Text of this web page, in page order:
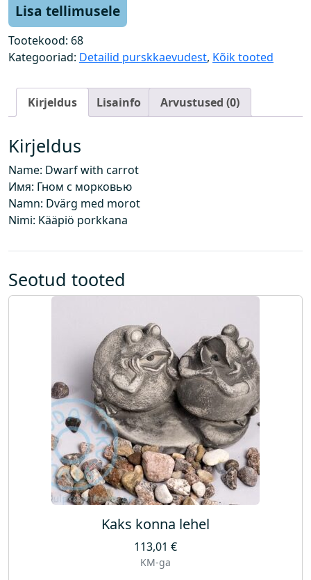
p
i
k
r
g
a
n
d
i
g
k
o
g
Lisa tellimusele
Tootekood: 68
Kategooriad: Detailid purskkaevudest, Kõik tooted
Kirjeldus Lisainfo Arvustused (0)
Kirjeldus
Name: Dwarf with carrot
Имя: Гном с морковью
Namn: Dvärg med morot
Nimi: Kääpiö porkkana
Seotud tooted
Kaks konna lehel
113,01 €
KM-ga